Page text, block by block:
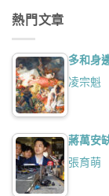
熱門文章
多和身
凌宗魁
蔣萬安
張育萌